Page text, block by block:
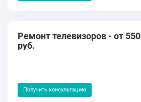
Ремонт телевизоров - от 550
руб.
Получить консультацию